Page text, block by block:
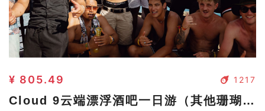
1217
¥ 805.49
Cloud 9云端漂浮酒吧一日游（其他珊瑚海岸地区出发）